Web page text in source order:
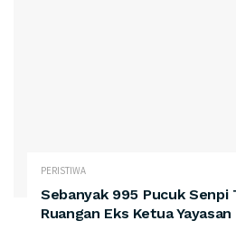
PERISTIWA
Sebanyak 995 Pucuk Senpi
Ruangan Eks Ketua